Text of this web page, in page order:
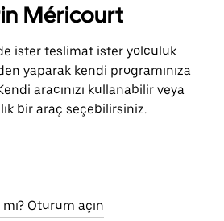
Méricourt
ister teslimat ister yolculuk
yaparak kendi programınıza
aracınızı kullanabilir veya
bir araç seçebilirsiniz.
Oturum açın